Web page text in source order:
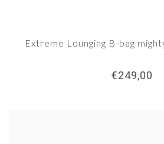
Extreme Lounging B-bag
€249,00